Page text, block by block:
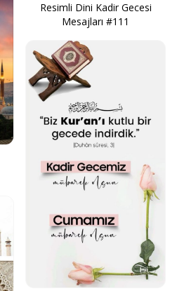
Resimli Dini Kadir Gecesi
Mesajları #111